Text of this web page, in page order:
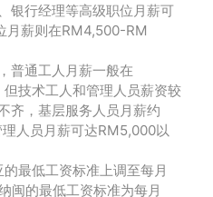
银行经理等高级职位月薪可
月薪则在RM4,500-RM
普通工人月薪一般在
技术工人和管理人员薪资较
齐，基层服务人员月薪约
人员月薪可达RM5,000以
最低工资标准上调至每月
闽的最低工资标准为每月